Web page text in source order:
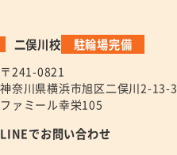
二俣川校
駐輪場完備
〒241-0821
神奈川県横浜市旭区二俣川2-13-3
ファミール幸栄105
LINEでお問い合わせ